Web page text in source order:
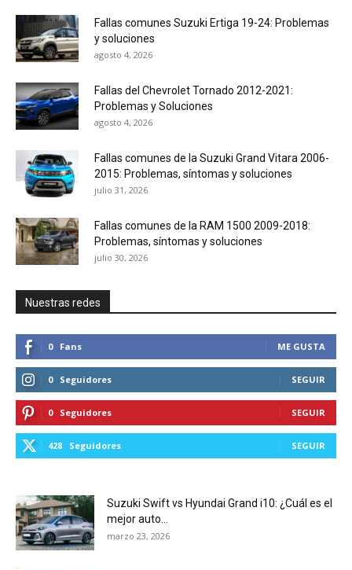
Fallas comunes Suzuki Ertiga 19-24: Problemas
y soluciones
agosto 4, 2026
Fallas del Chevrolet Tornado 2012-2021:
Problemas y Soluciones
agosto 4, 2026
Fallas comunes de la Suzuki Grand Vitara 2006-
2015: Problemas, síntomas y soluciones
julio 31, 2026
Fallas comunes de la RAM 1500 2009-2018:
Problemas, síntomas y soluciones
julio 30, 2026
Nuestras redes
0 Fans ME GUSTA
0 Seguidores SEGUIR
0 Seguidores SEGUIR
428 Seguidores SEGUIR
Suzuki Swift vs Hyundai Grand i10: ¿Cuál es el
mejor auto...
marzo 23, 2026